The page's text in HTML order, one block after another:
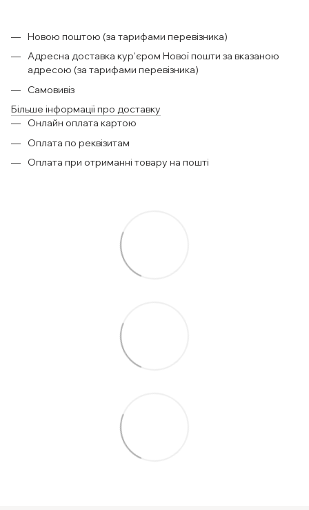
Новою поштою (за тарифами перевізника)
Адресна доставка кур'єром Нової пошти за вказаною
адресою (за тарифами перевізника)
Самовивіз
Більше інформації про доставку
Онлайн оплата картою
Оплата по реквізитам
Оплата при отриманні товару на пошті